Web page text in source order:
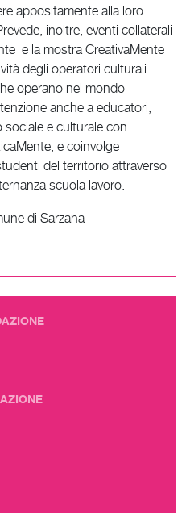
appositamente alla loro
inoltre, eventi collaterali
e la mostra CreativaMente
degli operatori culturali
operano nel mondo
anche a educatori,
e culturale con
e coinvolge
del territorio attraverso
scuola lavoro.
di Sarzana